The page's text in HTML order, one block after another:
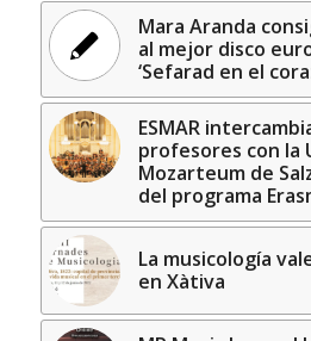
Mara Aranda
al mejor disco
‘Sefarad en el
ESMAR
profesores con la
Mozarteum de
del programa
La musicología
en Xàtiva